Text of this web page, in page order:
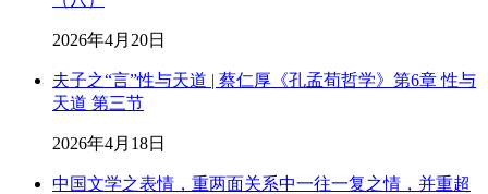
2026年4月20日
夫子之“言”性与天道 | 蔡仁厚《孔孟荀哲学》第6章 性与
天道 第三节
2026年4月18日
中国文学之表情，重两面关系中一往一复之情，并重超